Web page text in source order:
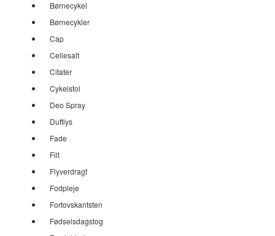
Børnecykel
Børnecykler
Cap
Cellesalt
Citater
Cykelstol
Deo Spray
Duftlys
Fade
Filt
Flyverdragt
Fodpleje
Fortovskantsten
Fødselsdagstog